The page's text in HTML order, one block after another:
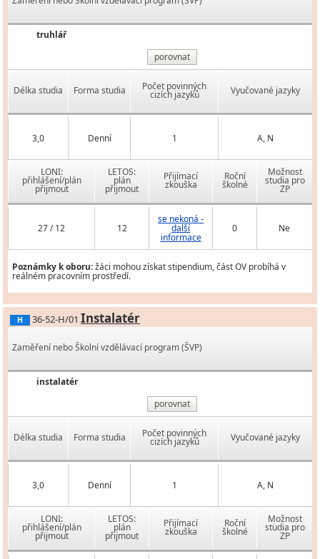
truhlář
porovnat
Délka studia Forma studia Počet povinných
cizích jazyků Vyučované jazyky
3,0 Denní 1 A, N
LONI:
přihlášení/plán
přijmout
LETOS:
plán
přijmout
Přijímací
zkouška
Roční
školné
Možnost
studia pro
ZP
27 / 12 12
se nekoná -
další
informace
0 Ne
Poznámky k oboru:žáci mohou získat stipendium, část OV probíhá v
reálném pracovním prostředí.
H 36-52-H/01 Instalatér
Zaměření nebo Školní vzdělávací program (ŠVP)
instalatér
porovnat
Délka studia Forma studia Počet povinných
cizích jazyků Vyučované jazyky
3,0 Denní 1 A, N
LONI:
přihlášení/plán
přijmout
LETOS:
plán
přijmout
Přijímací
zkouška
Roční
školné
Možnost
studia pro
ZP